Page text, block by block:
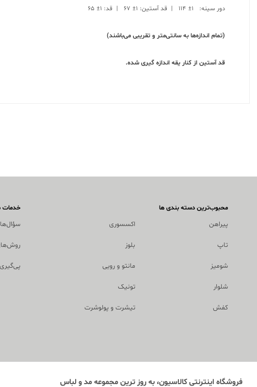
دور سینه: ۱± ۱۱۴ | قد آستین: ۱± ۶۷ | قد: ۱± ۶۵
(تمام اندازه‌ها به سانتی‌متر و تقریبی می‌باشند)
قد آستین از کنار یقه اندازه گیری شده.
محبوب‌ترین دسته بندی ها
پیراهن
تاپ
شومیز
شلوار
کفش
اکسسوری
بلوز
مانتو و رویی
تونیک
تیشرت و پولوشرت
خدمات
فروشگاه اینترنتی کالاسیون، به روز ترین مجموعه مد و لباس